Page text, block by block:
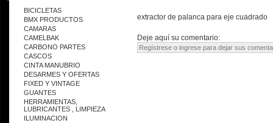
BICICLETAS
BMX PRODUCTOS
CAMARAS
CAMELBAK
CARBONO PARTES
CASCOS
CINTA MANUBRIO
DESARMES Y OFERTAS
FIXED Y VINTAGE
GUANTES
HERRAMIENTAS,
LUBRICANTES , LIMPIEZA
ILUMINACION
extractor de palanca para eje cuadrado
Deje aquí su comentario: